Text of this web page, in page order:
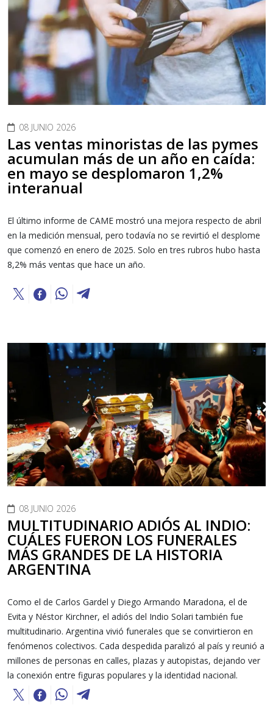
08 JUNIO 2026
Las ventas minoristas de las pymes
acumulan más de un año en caída:
en mayo se desplomaron 1,2%
interanual
El último informe de CAME mostró una mejora respecto de abril
en la medición mensual, pero todavía no se revirtió el desplome
que comenzó en enero de 2025. Solo en tres rubros hubo hasta
8,2% más ventas que hace un año.
08 JUNIO 2026
MULTITUDINARIO ADIÓS AL INDIO:
CUÁLES FUERON LOS FUNERALES
MÁS GRANDES DE LA HISTORIA
ARGENTINA
Como el de Carlos Gardel y Diego Armando Maradona, el de
Evita y Néstor Kirchner, el adiós del Indio Solari también fue
multitudinario. Argentina vivió funerales que se convirtieron en
fenómenos colectivos. Cada despedida paralizó al país y reunió a
millones de personas en calles, plazas y autopistas, dejando ver
la conexión entre figuras populares y la identidad nacional.